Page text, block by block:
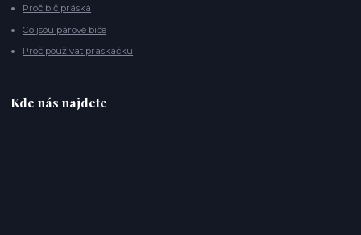
Proč bič práská
Co jsou párové biče
Proč používat práskačku
Kde nás najdete